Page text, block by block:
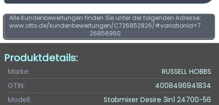
Alle Kundenbewertungen finden Sie unter der folgenden Adresse:
www.otto.de/kundenbewertungen/C726852826/#variationId=7
26856950
Produktdetails:
Marke:
RUSSELL HOBBS
GTIN:
4008496941834
Modell:
Stabmixer Desire 3in1 24700-56